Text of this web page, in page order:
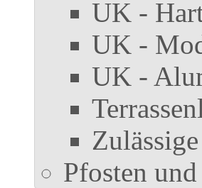
UK -
UK -
UK -
Pfosten